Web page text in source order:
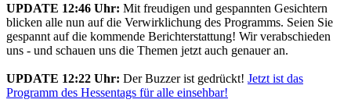
UPDATE 12:46 Uhr: Mit freudigen und gespannten Gesichtern
blicken alle nun auf die Verwirklichung des Programms. Seien Sie
gespannt auf die kommende Berichterstattung! Wir verabschieden
uns - und schauen uns die Themen jetzt auch genauer an.
UPDATE 12:22 Uhr: Der Buzzer ist gedrückt! Jetzt ist das
Programm des Hessentags für alle einsehbar!